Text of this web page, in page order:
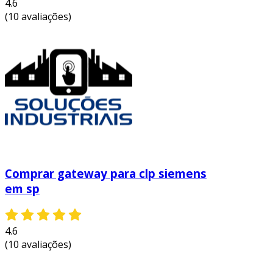
equipamentos novos e antigos se
redução de custos:
desempenho dos sistemas e reduzir
falhas, os gateways para clp levam a uma
diminuição nos custos operacionais e de
manutenção.
respondendo rapidamente a mudanças
nas demandas de produção.
melhoria na tomada de decisões:
coleta e análise de dados em tempo real
proporcionam insights valiosos que
ajudam na tomada de decisões
4.6
(10 avaliações)
Comprar gateway para clp siemens
em sp
4.6
(10 avaliações)